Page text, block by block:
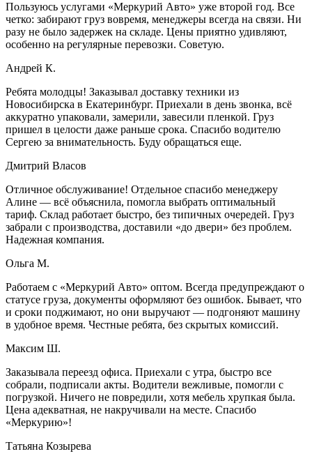
Пользуюсь услугами «Меркурий Авто» уже второй год. Все
четко: забирают груз вовремя, менеджеры всегда на связи. Ни
разу не было задержек на складе. Цены приятно удивляют,
особенно на регулярные перевозки. Советую.
Андрей К.
Ребята молодцы! Заказывал доставку техники из
Новосибирска в Екатеринбург. Приехали в день звонка, всё
аккуратно упаковали, замерили, завесили пленкой. Груз
пришел в целости даже раньше срока. Спасибо водителю
Сергею за внимательность. Буду обращаться еще.
Дмитрий Власов
Отличное обслуживание! Отдельное спасибо менеджеру
Алине — всё объяснила, помогла выбрать оптимальный
тариф. Склад работает быстро, без типичных очередей. Груз
забрали с производства, доставили «до двери» без проблем.
Надежная компания.
Ольга М.
Работаем с «Меркурий Авто» оптом. Всегда предупреждают о
статусе груза, документы оформляют без ошибок. Бывает, что
и сроки поджимают, но они выручают — подгоняют машину
в удобное время. Честные ребята, без скрытых комиссий.
Максим Ш.
Заказывала переезд офиса. Приехали с утра, быстро все
собрали, подписали акты. Водители вежливые, помогли с
погрузкой. Ничего не повредили, хотя мебель хрупкая была.
Цена адекватная, не накручивали на месте. Спасибо
«Меркурию»!
Татьяна Козырева